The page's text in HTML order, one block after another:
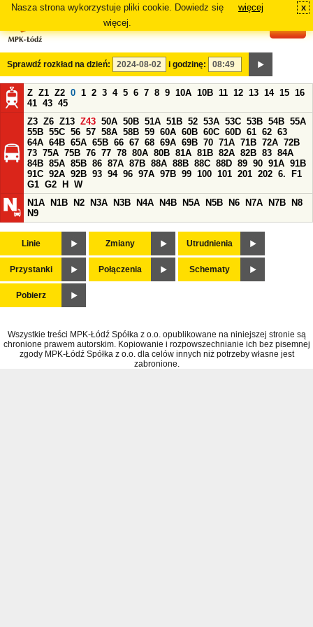
Nasza strona wykorzystuje pliki cookie. Dowiedz się
więcej.
więcej x
Sprawdź rozkład na dzień: i godzinę:
Z Z1 Z2 0 1 2 3 4 5 6 7 8 9 10A 10B 11 12 13 14 15 16
41 43 45
Z3 Z6 Z13 Z43 50A 50B 51A 51B 52 53A 53C 53B 54B 55A
55B 55C 56 57 58A 58B 59 60A 60B 60C 60D 61 62 63
64A 64B 65A 65B 66 67 68 69A 69B 70 71A 71B 72A 72B
73 75A 75B 76 77 78 80A 80B 81A 81B 82A 82B 83 84A
84B 85A 85B 86 87A 87B 88A 88B 88C 88D 89 90 91A 91B
91C 92A 92B 93 94 96 97A 97B 99 100 101 201 202 6.
F1
G1 G2 H
W
N1A
N1B N2 N3A N3B N4A N4B N5A N5B N6 N7A N7B
N8
N9
Linie Zmiany Utrudnienia
Przystanki Połączenia Schematy
Pobierz
Wszystkie treści MPK-Łódź Spółka z o.o. opublikowane na niniejszej stronie są
chronione prawem autorskim. Kopiowanie i rozpowszechnianie ich bez pisemnej
zgody MPK-Łódź Spółka z o.o. dla celów innych niż potrzeby własne jest
zabronione.